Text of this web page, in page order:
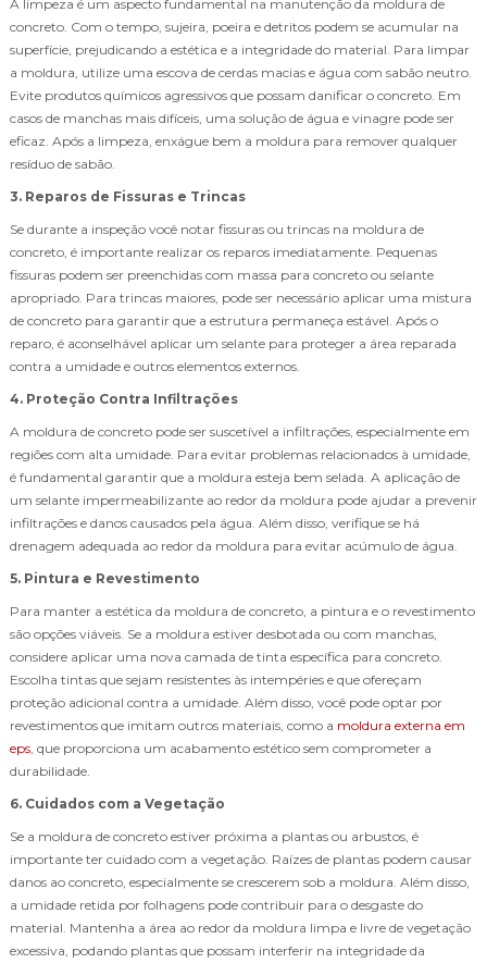
A limpeza é um aspecto fundamental na manutenção da moldura de
concreto. Com o tempo, sujeira, poeira e detritos podem se acumular na
superfície, prejudicando a estética e a integridade do material. Para limpar
a moldura, utilize uma escova de cerdas macias e água com sabão neutro.
Evite produtos químicos agressivos que possam danificar o concreto. Em
casos de manchas mais difíceis, uma solução de água e vinagre pode ser
eficaz. Após a limpeza, enxágue bem a moldura para remover qualquer
resíduo de sabão.
3. Reparos de Fissuras e Trincas
Se durante a inspeção você notar fissuras ou trincas na moldura de
concreto, é importante realizar os reparos imediatamente. Pequenas
fissuras podem ser preenchidas com massa para concreto ou selante
apropriado. Para trincas maiores, pode ser necessário aplicar uma mistura
de concreto para garantir que a estrutura permaneça estável. Após o
reparo, é aconselhável aplicar um selante para proteger a área reparada
contra a umidade e outros elementos externos.
4. Proteção Contra Infiltrações
A moldura de concreto pode ser suscetível a infiltrações, especialmente em
regiões com alta umidade. Para evitar problemas relacionados à umidade,
é fundamental garantir que a moldura esteja bem selada. A aplicação de
um selante impermeabilizante ao redor da moldura pode ajudar a prevenir
infiltrações e danos causados pela água. Além disso, verifique se há
drenagem adequada ao redor da moldura para evitar acúmulo de água.
5. Pintura e Revestimento
Para manter a estética da moldura de concreto, a pintura e o revestimento
são opções viáveis. Se a moldura estiver desbotada ou com manchas,
considere aplicar uma nova camada de tinta específica para concreto.
Escolha tintas que sejam resistentes às intempéries e que ofereçam
proteção adicional contra a umidade. Além disso, você pode optar por
revestimentos que imitam outros materiais, como a moldura externa em
eps , que proporciona um acabamento estético sem comprometer a
durabilidade.
6. Cuidados com a Vegetação
Se a moldura de concreto estiver próxima a plantas ou arbustos, é
importante ter cuidado com a vegetação. Raízes de plantas podem causar
danos ao concreto, especialmente se crescerem sob a moldura. Além disso,
a umidade retida por folhagens pode contribuir para o desgaste do
material. Mantenha a área ao redor da moldura limpa e livre de vegetação
excessiva, podando plantas que possam interferir na integridade da